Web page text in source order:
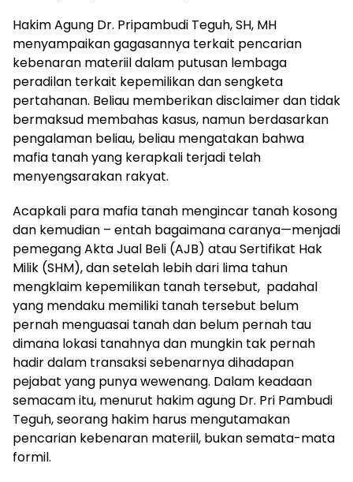
Hakim Agung Dr. Pripambudi Teguh, SH, MH
menyampaikan gagasannya terkait pencarian
kebenaran materiil dalam putusan lembaga
peradilan terkait kepemilikan dan sengketa
pertahanan. Beliau memberikan disclaimer dan tidak
bermaksud membahas kasus, namun berdasarkan
pengalaman beliau, beliau mengatakan bahwa
mafia tanah yang kerapkali terjadi telah
menyengsarakan rakyat.
Acapkali para mafia tanah mengincar tanah kosong
dan kemudian – entah bagaimana caranya—menjadi
pemegang Akta Jual Beli (AJB) atau Sertifikat Hak
Milik (SHM), dan setelah lebih dari lima tahun
mengklaim kepemilikan tanah tersebut, padahal
yang mendaku memiliki tanah tersebut belum
pernah menguasai tanah dan belum pernah tau
dimana lokasi tanahnya dan mungkin tak pernah
hadir dalam transaksi sebenarnya dihadapan
pejabat yang punya wewenang. Dalam keadaan
semacam itu, menurut hakim agung Dr. Pri Pambudi
Teguh, seorang hakim harus mengutamakan
pencarian kebenaran materiil, bukan semata-mata
formil.